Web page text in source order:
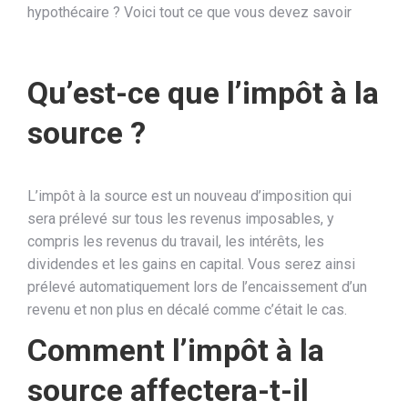
hypothécaire ? Voici tout ce que vous devez savoir
Qu’est-ce que l’impôt à la
source ?
L’impôt à la source est un nouveau d’imposition qui
sera prélevé sur tous les revenus imposables, y
compris les revenus du travail, les intérêts, les
dividendes et les gains en capital. Vous serez ainsi
prélevé automatiquement lors de l’encaissement d’un
revenu et non plus en décalé comme c’était le cas.
Comment l’impôt à la
source affectera-t-il